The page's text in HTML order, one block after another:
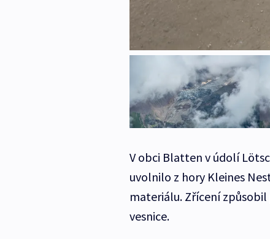
V obci Blatten v údolí
uvolnilo z hory Kleines
materiálu. Zřícení
vesnice.